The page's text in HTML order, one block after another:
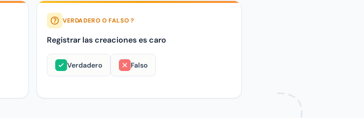
VERDADERO O FALSO ?
Registrar las creaciones es caro
Verdadero Falso
Registrar las creaciones es caro Falso. En Copyright01, los 3 primeros registros son